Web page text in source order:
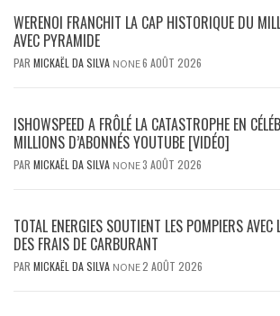
WERENOI FRANCHIT LA CAP HISTORIQUE DU
AVEC PYRAMIDE
PAR MICKAËL DA SILVA NONE6 AOÛT 2026
ISHOWSPEED A FRÔLÉ LA CATASTROPHE EN
MILLIONS D’ABONNÉS YOUTUBE [VIDÉO]
PAR MICKAËL DA SILVA NONE3 AOÛT 2026
TOTAL ENERGIES SOUTIENT LES POMPIERS AVEC
DES FRAIS DE CARBURANT
PAR MICKAËL DA SILVA NONE2 AOÛT 2026